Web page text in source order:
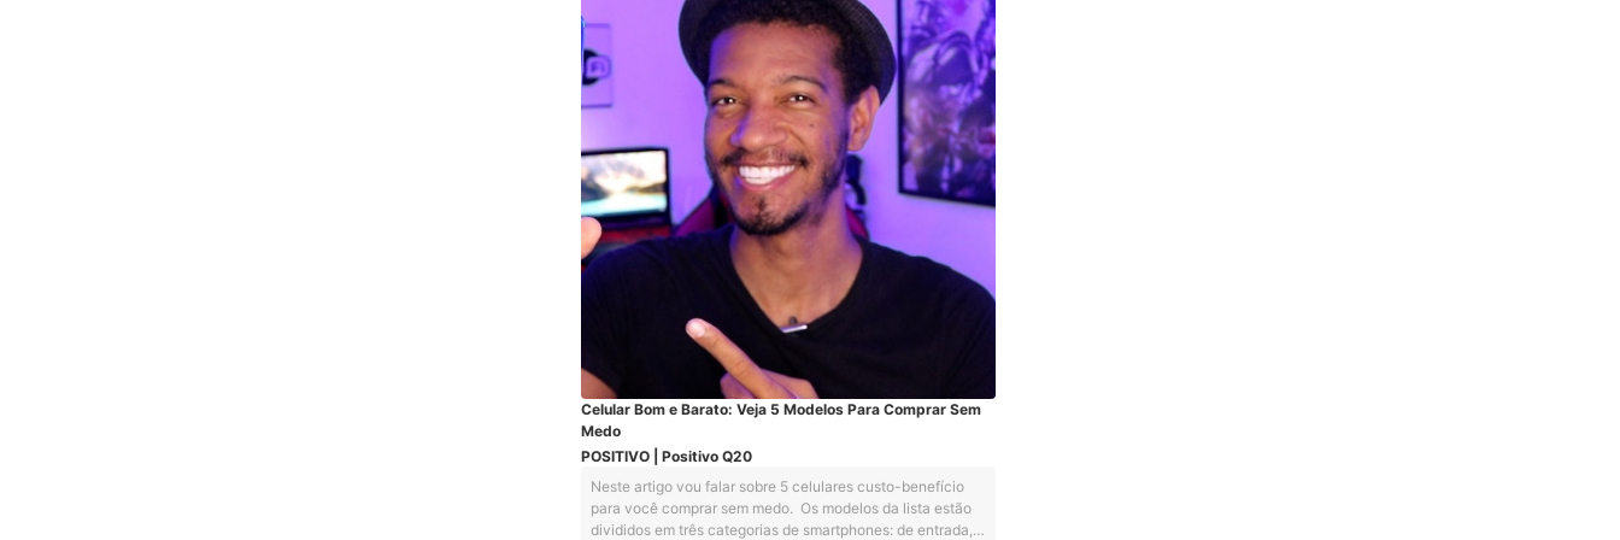
Celular Bom e Barato: Veja 5 Modelos Para Comprar Sem
Medo
POSITIVO | Positivo Q20
Neste artigo vou falar sobre 5 celulares custo-benefício
para você comprar sem medo. Os modelos da lista estão
divididos em três categorias de smartphones: de entrada,